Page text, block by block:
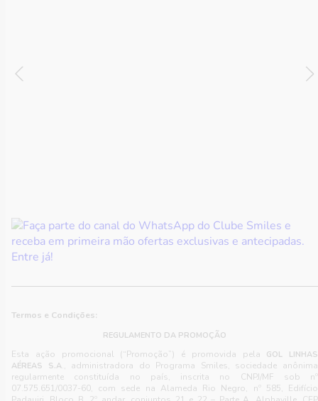
Termos e Condições:
REGULAMENTO DA PROMOÇÃO
Esta ação promocional (“Promoção”) é promovida pela GOL LINHAS
AÉREAS S.A., administradora do Programa Smiles, sociedade anônima
regularmente constituída no país, inscrita no CNPJ/MF sob nº
07.575.651/0037-60, com sede na Alameda Rio Negro, nº 585, Edifício